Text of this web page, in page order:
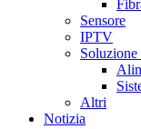
Sensore
IPTV
Soluzione
Altri
Notizia